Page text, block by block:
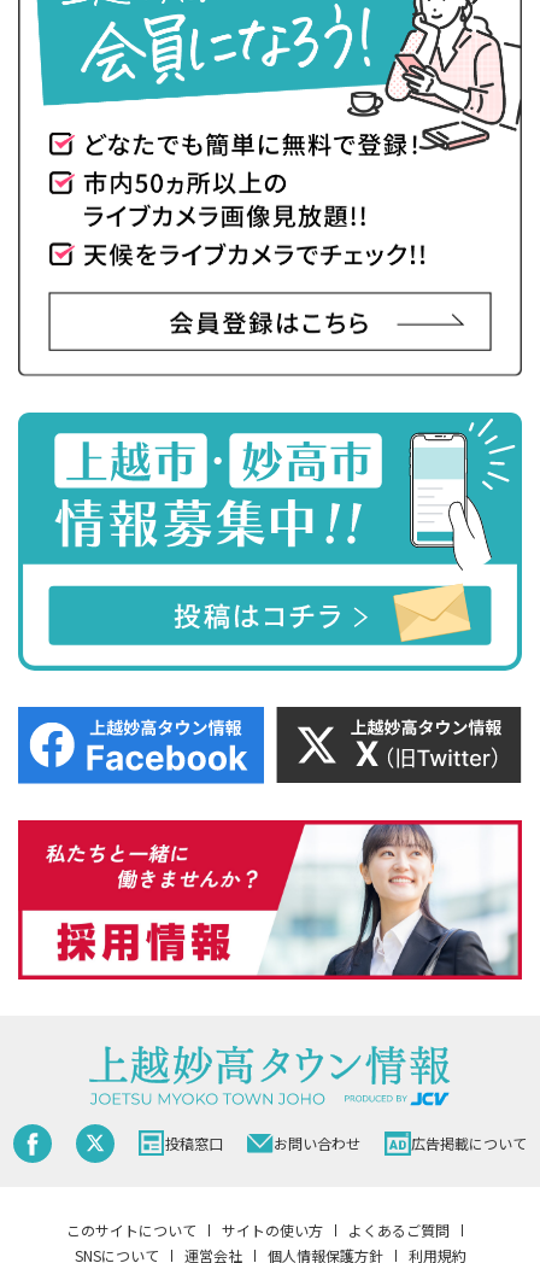
投稿窓口 お問い合わせ 広告掲載について
このサイトについて サイトの使い方
よくあるご質問
SNSについて
運営会社 個人情報保護方針 利用規約